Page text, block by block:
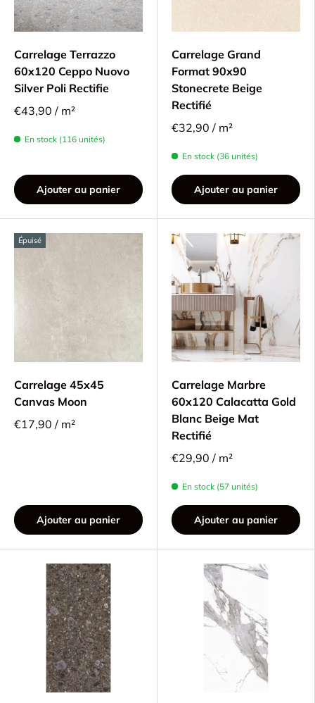
Carrelage Terrazzo
60x120 Ceppo Nuovo
Silver Poli Rectifie
€43,90 / m²
En stock (116 unités)
Ajouter au panier
Carrelage Grand
Format 90x90
Stonecrete Beige
Rectifié
€32,90 / m²
En stock (36 unités)
Ajouter au panier
Épuisé
Carrelage 45x45
Canvas Moon
€17,90 / m²
Ajouter au panier
Carrelage Marbre
60x120 Calacatta Gold
Blanc Beige Mat
Rectifié
€29,90 / m²
En stock (57 unités)
Ajouter au panier